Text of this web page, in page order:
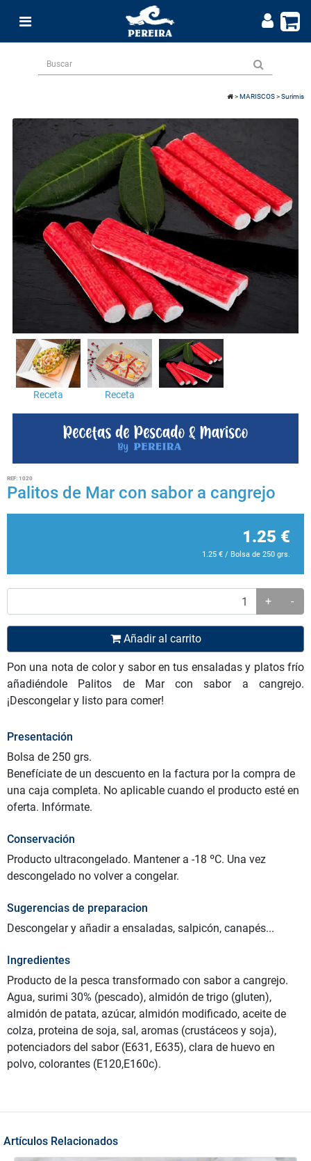
>MARISCOS>Surimis
Receta Receta
REF: 1020
Palitos de Mar con sabor a cangrejo
1.25 €
1.25 € / Bolsa de 250 grs.
+ -
Añadir al carrito
Pon una nota de color y sabor en tus ensaladas y platos frío
añadiéndole Palitos de Mar con sabor a cangrejo.
¡Descongelar y listo para comer!
Presentación
Bolsa de 250 grs.
Benefíciate de un descuento en la factura por la compra de
una caja completa. No aplicable cuando el producto esté en
oferta. Infórmate.
Conservación
Producto ultracongelado. Mantener a -18 ºC. Una vez
descongelado no volver a congelar.
Sugerencias de preparacion
Descongelar y añadir a ensaladas, salpicón, canapés...
Ingredientes
Producto de la pesca transformado con sabor a cangrejo.
Agua, surimi 30% (pescado), almidón de trigo (gluten),
almidón de patata, azúcar, almidón modificado, aceite de
colza, proteina de soja, sal, aromas (crustáceos y soja),
potenciadors del sabor (E631, E635), clara de huevo en
polvo, colorantes (E120,E160c).
Artículos Relacionados